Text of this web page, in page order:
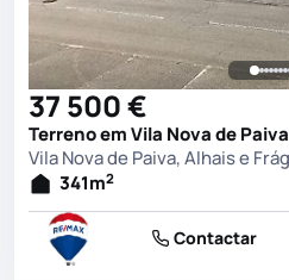
37 500 €
Vila Nova de Paiva, Alhais e
341m2
Contactar